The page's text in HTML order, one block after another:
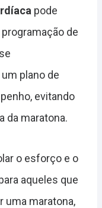
pode
de
plano de
evitando
da maratona.
o esforço e o
aqueles que
uma maratona,